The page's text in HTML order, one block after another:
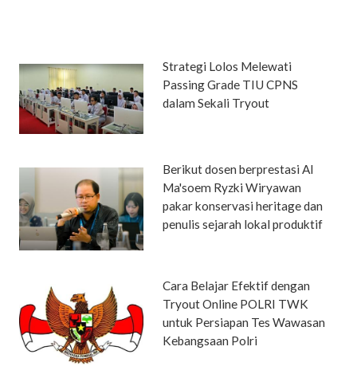
Strategi Lolos Melewati
Passing Grade TIU CPNS
dalam Sekali Tryout
Berikut dosen berprestasi Al
Ma'soem Ryzki Wiryawan
pakar konservasi heritage dan
penulis sejarah lokal produktif
Cara Belajar Efektif dengan
Tryout Online POLRI TWK
untuk Persiapan Tes Wawasan
Kebangsaan Polri